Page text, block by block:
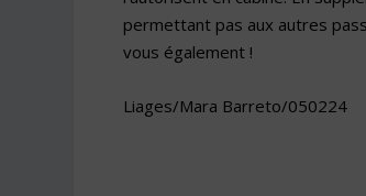
permettant pas aux autres
vous également !
Liages/Mara Barreto/050224